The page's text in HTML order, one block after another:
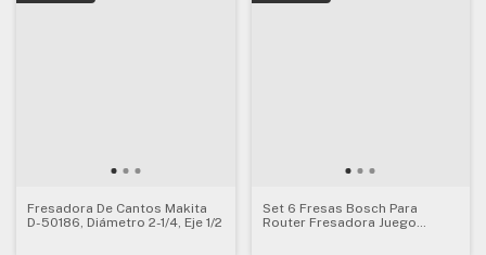
Fresadora De Cantos Makita
D-50186, Diámetro 2-1/4, Eje 1/2
Set 6 Fresas Bosch Para
Router Fresadora Juego